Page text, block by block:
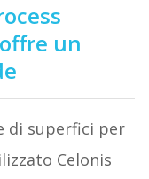
un
di superfici per
Celonis